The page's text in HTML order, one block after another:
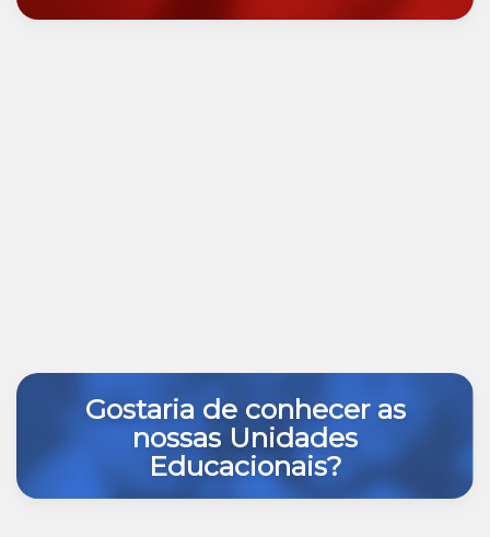
Gostaria de conhecer as
nossas Unidades
Educacionais?